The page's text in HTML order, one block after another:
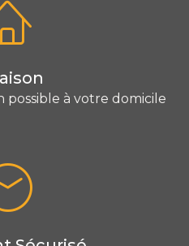
possible à votre domicile